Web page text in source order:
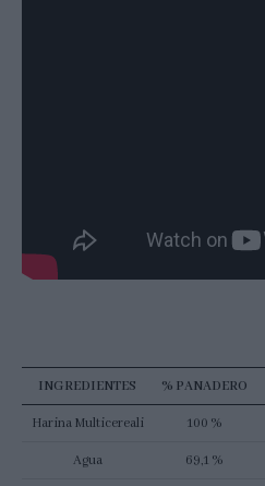
INGREDIENTES % PANADERO
Harina Multicereali 100 %
Agua 69,1 %